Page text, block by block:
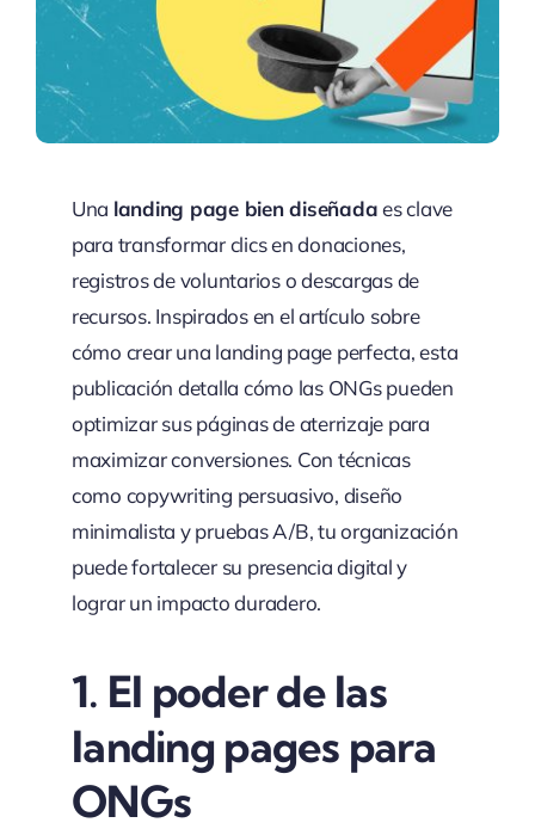
Una landing page bien diseñadaes clave
para transformar clics en donaciones,
registros de voluntarios o descargas de
recursos. Inspirados en el artículo sobre
cómo crear una landing page perfecta, esta
publicación detalla cómo las ONGs pueden
optimizar sus páginas de aterrizaje para
maximizar conversiones. Con técnicas
como copywriting persuasivo, diseño
minimalista y pruebas A/B, tu organización
puede fortalecer su presencia digital y
lograr un impacto duradero.
1. El poder de las
landing pages para
ONGs